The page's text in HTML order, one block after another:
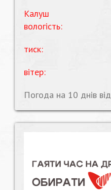
Калуш
вологість:
тиск:
вітер:
Погода на 10 днів від